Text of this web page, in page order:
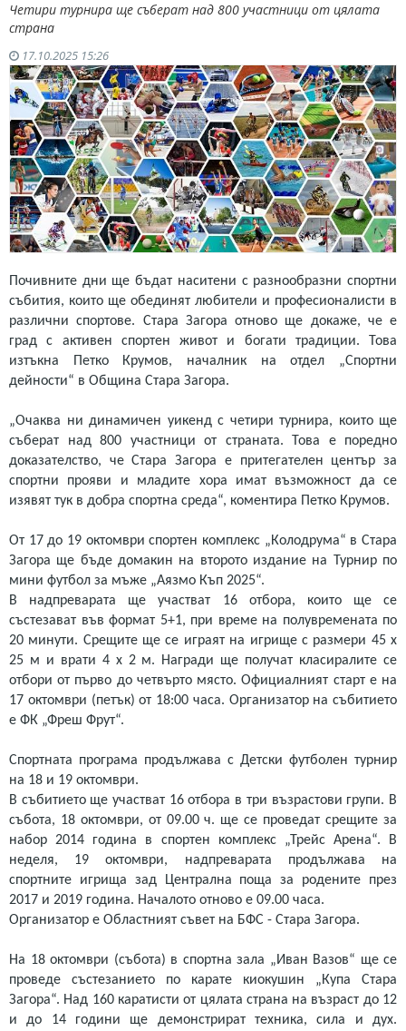
Четири турнира ще съберат над 800 участници от цялата
страна
17.10.2025 15:26
Почивните дни ще бъдат наситени с разнообразни спортни
събития, които ще обединят любители и професионалисти в
различни спортове. Стара Загора отново ще докаже, че е
град с активен спортен живот и богати традиции. Това
изтъкна Петко Крумов, началник на отдел „Спортни
дейности“ в Община Стара Загора.
„Очаква ни динамичен уикенд с четири турнира, които ще
съберат над 800 участници от страната. Това е поредно
доказателство, че Стара Загора е притегателен център за
спортни прояви и младите хора имат възможност да се
изявят тук в добра спортна среда“, коментира Петко Крумов.
От 17 до 19 октомври спортен комплекс „Колодрума“ в Стара
Загора ще бъде домакин на второто издание на Турнир по
мини футбол за мъже „Аязмо Къп 2025“.
В надпреварата ще участват 16 отбора, които ще се
състезават във формат 5+1, при време на полувремената по
20 минути. Срещите ще се играят на игрище с размери 45 х
25 м и врати 4 х 2 м. Награди ще получат класиралите се
отбори от първо до четвърто място. Официалният старт е на
17 октомври (петък) от 18:00 часа. Организатор на събитието
е ФК „Фреш Фрут“.
Спортната програма продължава с Детски футболен турнир
на 18 и 19 октомври.
В събитието ще участват 16 отбора в три възрастови групи. В
събота, 18 октомври, от 09.00 ч. ще се проведат срещите за
набор 2014 година в спортен комплекс „Трейс Арена“. В
неделя, 19 октомври, надпреварата продължава на
спортните игрища зад Централна поща за родените през
2017 и 2019 година. Началото отново е 09.00 часа.
Организатор е Областният съвет на БФС - Стара Загора.
На 18 октомври (събота) в спортна зала „Иван Вазов“ ще се
проведе състезанието по карате киокушин „Купа Стара
Загора“. Над 160 каратисти от цялата страна на възраст до 12
и до 14 години ще демонстрират техника, сила и дух.